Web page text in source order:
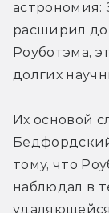
астрономия:
расширил до
Роуботэма,
долгих
Их основой
тому, что
наблюдал в